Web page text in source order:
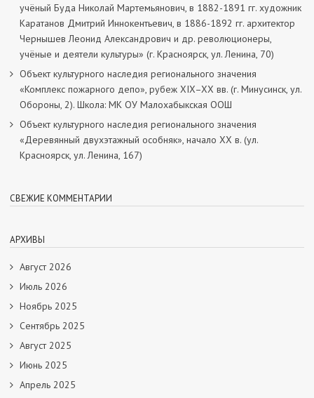
учёный Буда Николай Мартемьянович, в 1882-1891 гг. художник
Каратанов Дмитрий Иннокентьевич, в 1886-1892 гг. архитектор
Чернышев Леонид Александрович и др. революционеры,
учёные и деятели культуры» (г. Красноярск, ул. Ленина, 70)
Объект культурного наследия регионального значения
«Комплекс пожарного депо», рубеж XIX–XX вв. (г. Минусинск, ул.
Обороны, 2). Школа: МК ОУ Малохабыкская ООШ
Объект культурного наследия регионального значения
«Деревянный двухэтажный особняк», начало ХХ в. (ул.
Красноярск, ул. Ленина, 167)
СВЕЖИЕ КОММЕНТАРИИ
АРХИВЫ
Август 2026
Июль 2026
Ноябрь 2025
Сентябрь 2025
Август 2025
Июнь 2025
Апрель 2025